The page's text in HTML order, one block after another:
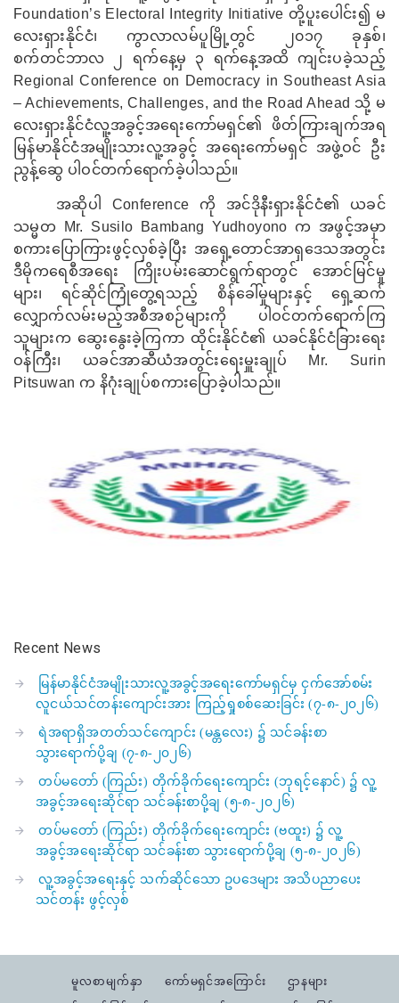
Foundation’s Electoral Integrity Initiative တို့ပူးပေါင်း၍ မ
လေးရှားနိုင်ငံ၊ ကွာလာလမ်ပူမြို့တွင် ၂၀၁၇ ခုနှစ်၊
စက်တင်ဘာလ ၂ ရက်နေ့မှ ၃ ရက်နေ့အထိ ကျင်းပခဲ့သည့်
Regional Conference on Democracy in Southeast Asia
– Achievements, Challenges, and the Road Ahead သို့ မ
လေးရှားနိုင်ငံလူ့အခွင့်အရေးကော်မရှင်၏ ဖိတ်ကြားချက်အရ
မြန်မာနိုင်ငံအမျိုးသားလူ့အခွင့် အရေးကော်မရှင် အဖွဲ့ဝင် ဦး
ညွန့်ဆွေ ပါဝင်တက်ရောက်ခဲ့ပါသည်။
အဆိုပါ Conference ကို အင်ဒိုနီးရှားနိုင်ငံ၏ ယခင်
သမ္မတ
Mr. Susilo Bambang Yudhoyono က အဖွင့်အမှာ
စကားပြောကြားဖွင့်လှစ်ခဲ့ပြီး အရှေ့တောင်အာရှဒေသအတွင်း
ဒီမိုကရေစီအရေး ကြိုးပမ်းဆောင်ရွက်ရာတွင် အောင်မြင်မှု
များ၊ ရင်ဆိုင်ကြုံတွေ့ရသည့် စိန်ခေါ်မှုများနှင့် ရှေ့ဆက်
လျှောက်လမ်းမည့်အစီအစဉ်များကို ပါဝင်တက်ရောက်ကြ
သူများက ဆွေးနွေးခဲ့ကြကာ ထိုင်းနိုင်ငံ၏ ယခင်နိုင်ငံခြားရေး
ဝန်ကြီး၊ ယခင်အာဆီယံအတွင်းရေးမှူးချုပ် Mr. Surin
Pitsuwan က နိဂုံးချုပ်စကားပြောခဲ့ပါသည်။
Recent News
မြန်မာနိုင်ငံအမျိုးသားလူ့အခွင့်အရေးကော်မရှင်မှ ငှက်အော်စမ်း
လူငယ်သင်တန်းကျောင်းအား ကြည့်ရှုစစ်ဆေးခြင်း (၇-၈-၂၀၂၆)
ရဲအရာရှိအတတ်သင်ကျောင်း (မန္တလေး) ၌ သင်ခန်းစာ
သွားရောက်ပို့ချ (၇-၈-၂၀၂၆)
တပ်မတော် (ကြည်း) တိုက်ခိုက်ရေးကျောင်း (ဘုရင့်နောင်) ၌ လူ့
အခွင့်အရေးဆိုင်ရာ သင်ခန်းစာပို့ချ (၅-၈-၂၀၂၆)
တပ်မတော် (ကြည်း) တိုက်ခိုက်ရေးကျောင်း (ဗထူး) ၌ လူ့
အခွင့်အရေးဆိုင်ရာ သင်ခန်းစာ သွားရောက်ပို့ချ (၅-၈-၂၀၂၆)
လူ့အခွင့်အရေးနှင့် သက်ဆိုင်သော ဥပဒေများ အသိပညာပေး
သင်တန်း ဖွင့်လှစ်
မူလစာမျက်နှာ ကော်မရှင်အကြောင်း
ဌာနများ